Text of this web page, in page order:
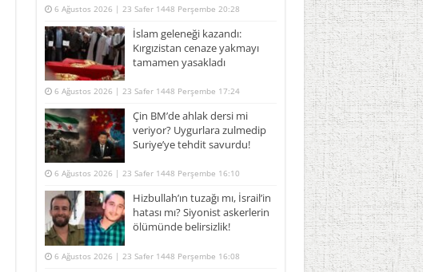
6 Ağustos 2026 | 23 Safer 1448 Perşembe 20:28
İslam geleneği kazandı:
Kırgızistan cenaze yakmayı
tamamen yasakladı
6 Ağustos 2026 | 23 Safer 1448 Perşembe 17:24
Çin BM’de ahlak dersi mi
veriyor? Uygurlara zulmedip
Suriye’ye tehdit savurdu!
6 Ağustos 2026 | 23 Safer 1448 Perşembe 16:10
Hizbullah’ın tuzağı mı, İsrail’in
hatası mı? Siyonist askerlerin
ölümünde belirsizlik!
6 Ağustos 2026 | 23 Safer 1448 Perşembe 16:08